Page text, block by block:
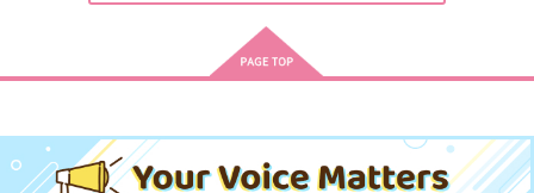
作品詳細
運試し
専売 787 （税込）